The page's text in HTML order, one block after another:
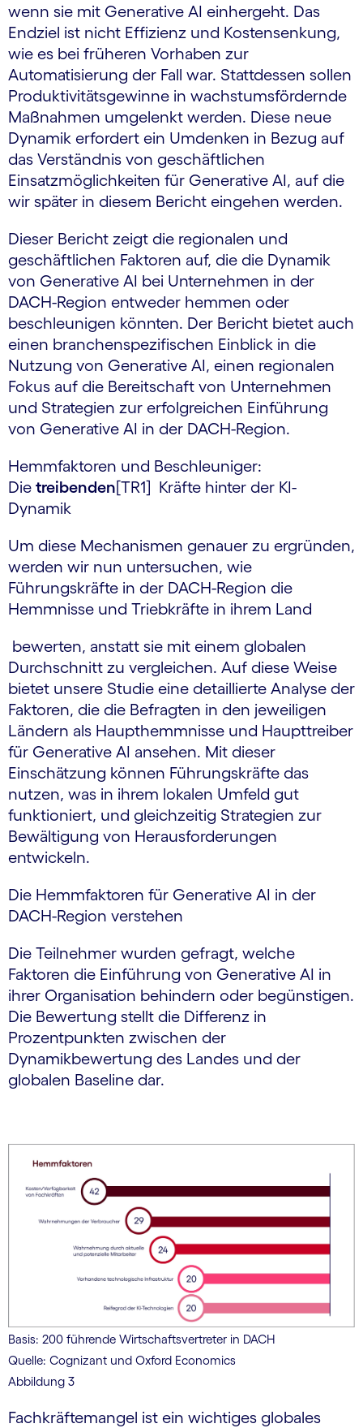
wenn sie mit Generative AI einhergeht. Das
Endziel ist nicht Effizienz und Kostensenkung,
wie es bei früheren Vorhaben zur
Automatisierung der Fall war. Stattdessen sollen
Produktivitätsgewinne in wachstumsfördernde
Maßnahmen umgelenkt werden. Diese neue
Dynamik erfordert ein Umdenken in Bezug auf
das Verständnis von geschäftlichen
Einsatzmöglichkeiten für Generative AI, auf die
wir später in diesem Bericht eingehen werden.
Dieser Bericht zeigt die regionalen und
geschäftlichen Faktoren auf, die die Dynamik
von Generative AI bei Unternehmen in der
DACH-Region entweder hemmen oder
beschleunigen könnten. Der Bericht bietet auch
einen branchenspezifischen Einblick in die
Nutzung von Generative AI, einen regionalen
Fokus auf die Bereitschaft von Unternehmen
und Strategien zur erfolgreichen Einführung
von Generative AI in der DACH-Region.
Hemmfaktoren und Beschleuniger:
Die treibenden[TR1] Kräfte hinter der KI-
Dynamik
Um diese Mechanismen genauer zu ergründen,
werden wir nun untersuchen, wie
Führungskräfte in der DACH-Region die
Hemmnisse und Triebkräfte in ihrem Land
bewerten, anstatt sie mit einem globalen
Durchschnitt zu vergleichen. Auf diese Weise
bietet unsere Studie eine detaillierte Analyse der
Faktoren, die die Befragten in den jeweiligen
Ländern als Haupthemmnisse und Haupttreiber
für Generative AI ansehen. Mit dieser
Einschätzung können Führungskräfte das
nutzen, was in ihrem lokalen Umfeld gut
funktioniert, und gleichzeitig Strategien zur
Bewältigung von Herausforderungen
entwickeln.
Die Hemmfaktoren für Generative AI in der
DACH-Region verstehen
Die Teilnehmer wurden gefragt, welche
Faktoren die Einführung von Generative AI in
ihrer Organisation behindern oder begünstigen.
Die Bewertung stellt die Differenz in
Prozentpunkten zwischen der
Dynamikbewertung des Landes und der
globalen Baseline dar.
Basis: 200 führende Wirtschaftsvertreter in DACH
Quelle: Cognizant und Oxford Economics
Abbildung 3
Fachkräftemangel ist ein wichtiges globales